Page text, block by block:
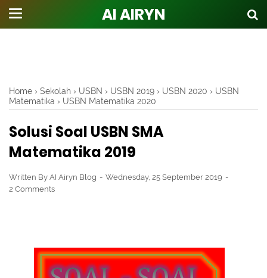
AI AIRYN
Home › Sekolah › USBN › USBN 2019 › USBN 2020 › USBN
Matematika › USBN Matematika 2020
Solusi Soal USBN SMA
Matematika 2019
Written By AI Airyn Blog
Wednesday, 25 September 2019
2 Comments